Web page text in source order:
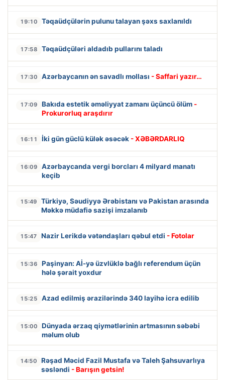
19:10 Təqaüdçülərin pulunu talayan şəxs saxlanıldı
17:58 Təqaüdçüləri aldadıb pullarını taladı
17:30 Azərbaycanın ən savadlı mollası - Saffari yazır…
17:09 Bakıda estetik əməliyyat zamanı üçüncü ölüm -
Prokurorluq araşdırır
16:11 İki gün güclü külək əsəcək - XƏBƏRDARLIQ
16:09
Azərbaycanda vergi borcları 4 milyard manatı
keçib
15:49
Türkiyə, Səudiyyə Ərəbistanı və Pakistan arasında
Məkkə müdafiə sazişi imzalanıb
15:47 Nazir Lerikdə vətəndaşları qəbul etdi - Fotolar
15:36
Paşinyan: Aİ-yə üzvlüklə bağlı referendum üçün
hələ şərait yoxdur
15:25 Azad edilmiş ərazilərində 340 layihə icra edilib
15:00
Dünyada ərzaq qiymətlərinin artmasının səbəbi
məlum olub
14:50
Rəşad Məcid Fazil Mustafa və Taleh Şahsuvarlıya
səsləndi - Barışın getsin!